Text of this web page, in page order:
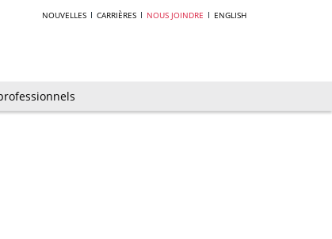
NOUVELLES CARRIÈRES NOUS JOINDRE ENGLISH